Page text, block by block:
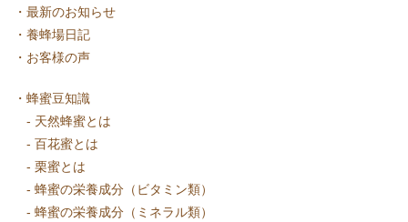
・ 最新のお知らせ
・ 養蜂場日記
・ お客様の声
・ 蜂蜜豆知識
- 天然蜂蜜とは
- 百花蜜とは
- 栗蜜とは
- 蜂蜜の栄養成分（ビタミン類）
- 蜂蜜の栄養成分（ミネラル類）